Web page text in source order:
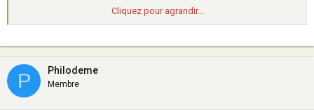
Je propose à ceux qui connaissent des pharma semblables de
donner juste le nom de la ville sur le forum dans ce post. Les
d'info.
A l'occasion, demandez à vos médecins, ils connaissent ces
pharmacies, ils y adressent leurs patients qui ont besoin de médocs
comme le viagra, qui ne sont pas remboursés.
Merci de votre collaboration.
Cliquez pour agrandir...
P Philodeme
Membre